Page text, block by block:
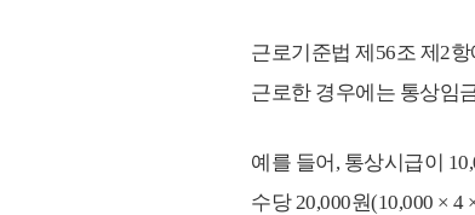
근로기준법 제56조 제2
근로한 경우에는 통상임
예를 들어, 통상시급이
수당 20,000원(10,000 ×